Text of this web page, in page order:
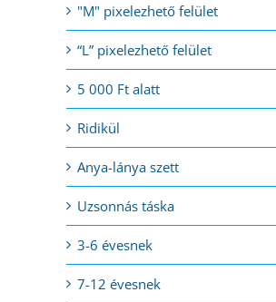
"M" pixelezhető felület
“L” pixelezhető felület
5 000 Ft alatt
Ridikül
Anya-lánya szett
Uzsonnás táska
3-6 évesnek
7-12 évesnek